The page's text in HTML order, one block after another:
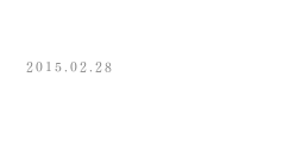
2015.02.28